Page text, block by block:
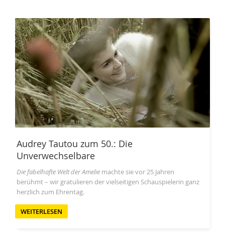
Audrey Tautou zum 50.: Die
Unverwechselbare
Die fabelhafte Welt der Amelie machte sie vor 25 Jahren
berühmt – wir gratulieren der vielseitigen Schauspielerin ganz
herzlich zum Ehrentag.
WEITERLESEN